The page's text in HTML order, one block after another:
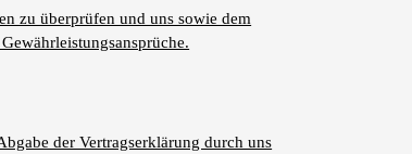
zu überprüfen und uns sowie dem
der Vertragserklärung durch uns